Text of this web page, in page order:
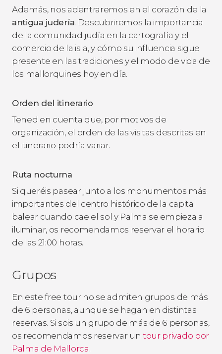
Además, nos adentraremos en el corazón de la
antigua judería. Descubriremos la importancia
de la comunidad judía en la cartografía y el
comercio de la isla, y cómo su influencia sigue
presente en las tradiciones y el modo de vida de
los mallorquines hoy en día.
Orden del itinerario
Tened en cuenta que, por motivos de
organización, el orden de las visitas descritas en
el itinerario podría variar.
Ruta nocturna
Si queréis pasear junto a los monumentos más
importantes del centro histórico de la capital
balear cuando cae el sol y Palma se empieza a
iluminar, os recomendamos reservar el horario
de las 21:00 horas.
Grupos
En este free tour no se admiten grupos de más
de 6 personas, aunque se hagan en distintas
reservas. Si sois un grupo de más de 6 personas,
os recomendamos reservar un tour privado por
Palma de Mallorca.